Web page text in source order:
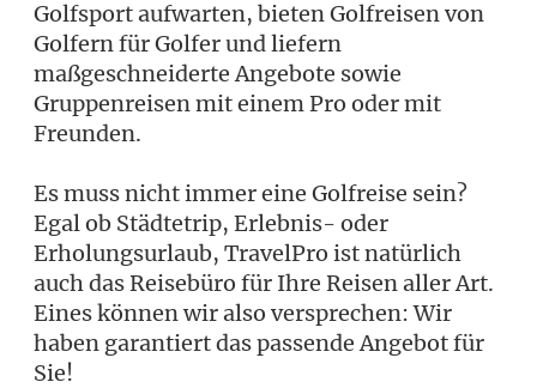
Golfsport aufwarten, bieten Golfreisen von
Golfern für Golfer und liefern
maßgeschneiderte Angebote sowie
Gruppenreisen mit einem Pro oder mit
Freunden.
Es muss nicht immer eine Golfreise sein?
Egal ob Städtetrip, Erlebnis- oder
Erholungsurlaub, TravelPro ist natürlich
auch das Reisebüro für Ihre Reisen aller Art.
Eines können wir also versprechen: Wir
haben garantiert das passende Angebot für
Sie!